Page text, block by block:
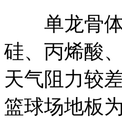
单龙骨体
硅、丙烯酸
天气阻力较
篮球场地板